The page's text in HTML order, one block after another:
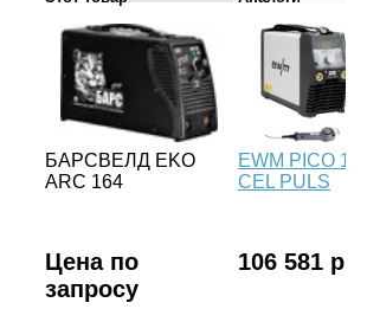
БАРСВЕЛД EKO
ARC 164
EWM PICO
CEL PULS
Цена по
запросу
106 581 р.